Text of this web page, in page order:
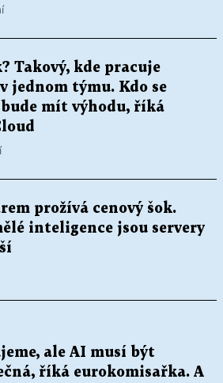
Takový, kde pracuje
jednom týmu. Kdo se
mít výhodu, říká
prožívá cenový šok.
inteligence jsou servery
ale AI musí být
říká eurokomisařka. A